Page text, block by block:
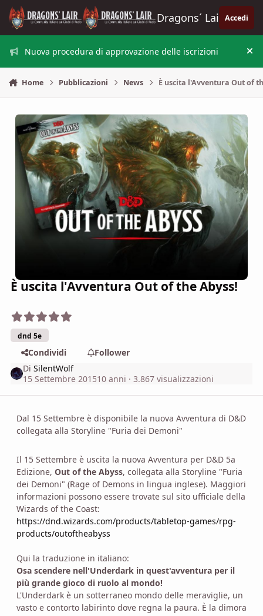
Vai al contenuto
Dragons´ Lair Accedi
Nuova procedura di approvazione delle iscrizioni
Home Pubblicazioni News È uscita l'Avventura Out of
È uscita l'Avventura Out of the Abyss!
dnd 5e
Condividi
Follower
DiSilentWolf
15 Settembre 201510 anni · 3.867 visualizzazioni
Dal 15 Settembre è disponibile la nuova Avventura di D&D
collegata alla Storyline "Furia dei Demoni"
Il 15 Settembre è uscita la nuova Avventura per D&D 5a
Edizione, Out of the Abyss, collegata alla Storyline "Furia
dei Demoni" (Rage of Demons in lingua inglese). Maggiori
informazioni possono essere trovate sul sito ufficiale della
Wizards of the Coast:
https://dnd.wizards.com/products/tabletop-games/rpg-
products/outoftheabyss
Qui la traduzione in italiano:
Osa scendere nell'Underdark in quest'avventura per il
più grande gioco di ruolo al mondo!
L'Underdark è un sotterraneo mondo delle meraviglie, un
vasto e contorto labirinto dove regna la paura. È la dimora